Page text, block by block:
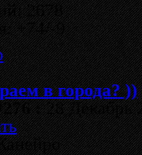
2678
+74/-9
в города? ))
:28 Декабрь